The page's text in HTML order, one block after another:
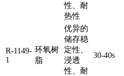
性、耐
热性
R-1149-
1
环氧树
脂
优异的
储存稳
定性、
浸透
性、耐
30-40s